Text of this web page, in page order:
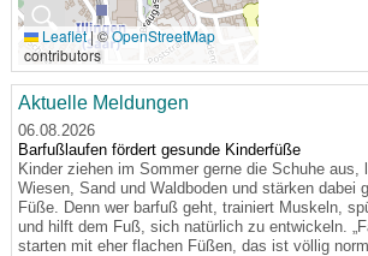
🔍
Leaflet|©OpenStreetMap
contributors
Aktuelle Meldungen
06.08.2026
Barfußlaufen fördert gesunde Kinderfüße
Kinder ziehen im Sommer gerne die Schuhe aus,
Wiesen, Sand und Waldboden und stärken dabei
Füße. Denn wer barfuß geht, trainiert Muskeln,
und hilft dem Fuß, sich natürlich zu entwickeln.
starten mit eher flachen Füßen, das ist völlig